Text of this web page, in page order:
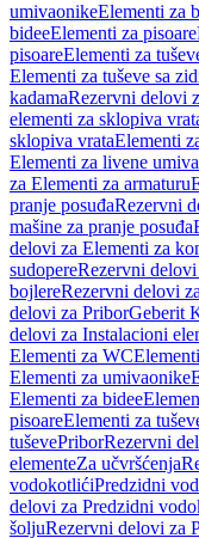
umivaonikeElementi za
bideeElementi za pisoare
pisoareElementi za
Elementi za tuševe sa
kadamaRezervni delovi
elementi za sklopiva
sklopiva vrataElementi
Elementi za livene
za Elementi za armaturu
pranje posuđaRezervni
mašine za pranje posuđa
delovi za Elementi za
sudopereRezervni delovi
bojlereRezervni delovi
delovi za PriborGeberit
delovi za Instalacioni
Elementi za WC
Elementi za umivaonike
Elementi za bidee
pisoareElementi za
tuševePriborRezervni
elementeZa učvršćenja
vodokotlićiPredzidni
delovi za Predzidni
šoljuRezervni delovi za